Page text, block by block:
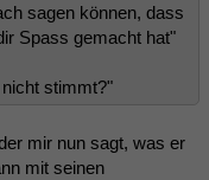
sagen können, dass
Spass gemacht hat"
stimmt?"
mir nun sagt, was er
mit seinen